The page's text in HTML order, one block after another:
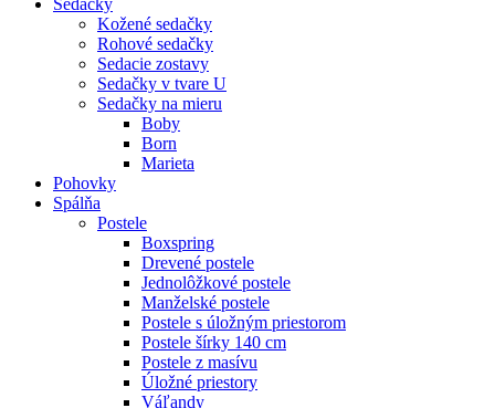
Sedačky
Kožené sedačky
Rohové sedačky
Sedacie zostavy
Sedačky v tvare U
Sedačky na mieru
Boby
Born
Marieta
Pohovky
Spálňa
Postele
Boxspring
Drevené postele
Jednolôžkové postele
Manželské postele
Postele s úložným priestorom
Postele šírky 140 cm
Postele z masívu
Úložné priestory
Váľandy